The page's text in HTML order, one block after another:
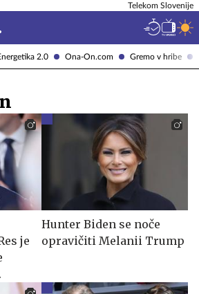
2.0 Ona-On.com Gremo v hribe
Telekom Slovenije
je
Hunter Biden se noče
opravičiti Melanii Trump